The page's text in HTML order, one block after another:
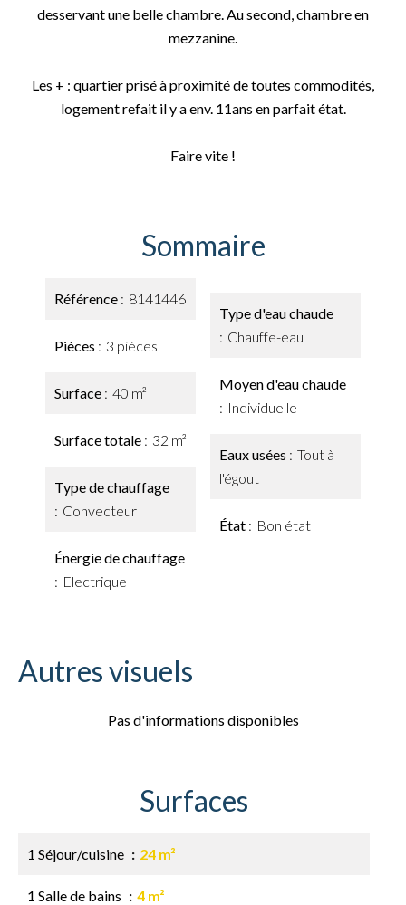
desservant une belle chambre. Au second, chambre en
mezzanine.
Les + : quartier prisé à proximité de toutes commodités,
logement refait il y a env. 11ans en parfait état.
Faire vite !
Sommaire
Référence 8141446
Pièces 3 pièces
Surface 40 m²
Surface totale 32 m²
Type de chauffage
Convecteur
Énergie de chauffage
Electrique
Type d'eau chaude
Chauffe-eau
Moyen d'eau chaude
Individuelle
Eaux usées
Tout à
l'égout
État Bon état
Autres visuels
Pas d'informations disponibles
Surfaces
1 Séjour/cuisine 24 m²
1 Salle de bains 4 m²